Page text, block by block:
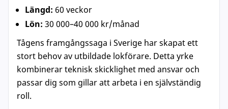
Längd: 60 veckor
Lön: 30 000–40 000 kr/månad
Tågens framgångssaga i Sverige har skapat ett
stort behov av utbildade lokförare. Detta yrke
kombinerar teknisk skicklighet med ansvar och
passar dig som gillar att arbeta i en självständig
roll.